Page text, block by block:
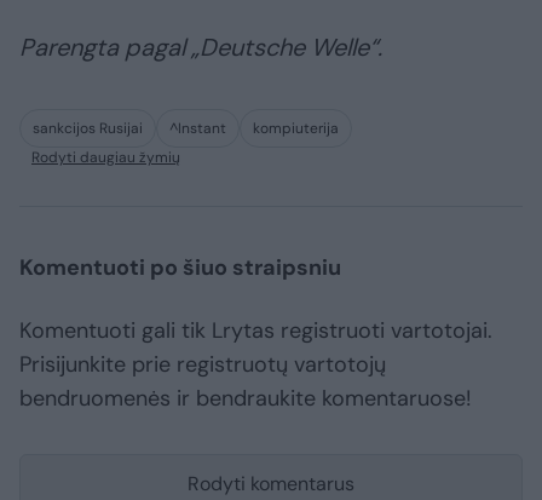
Parengta pagal „Deutsche Welle“.
sankcijos Rusijai ^Instant
kompiuterija
Rodyti daugiau žymių
Komentuoti po šiuo straipsniu
Komentuoti gali tik Lrytas registruoti vartotojai.
Prisijunkite prie registruotų vartotojų
bendruomenės ir bendraukite komentaruose!
Rodyti komentarus